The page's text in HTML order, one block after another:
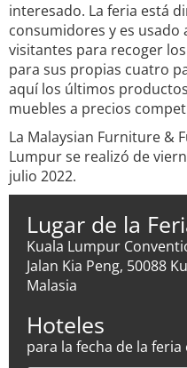
interesado. La feria está
consumidores y es
visitantes para recoger
para sus propias cuatro
aquí los últimos
muebles a precios
La Malaysian Furniture &
Lumpur se realizó de
julio 2022.
Lugar de la
Kuala Lumpur
Jalan Kia Peng, 50088
Malasia
Hoteles
para la fecha de la